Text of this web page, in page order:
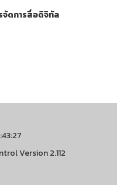
จัดการสื่อดิจิทัล
Version 2.112